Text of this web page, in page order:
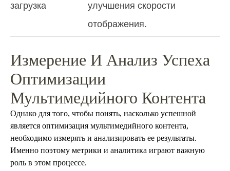
загрузка
улучшения скорости
отображения.
Измерение И Анализ Успеха
Оптимизации
Мультимедийного Контента
Однако для того, чтобы понять, насколько успешной
является оптимизация мультимедийного контента,
необходимо измерять и анализировать ее результаты.
Именно поэтому метрики и аналитика играют важную
роль в этом процессе.